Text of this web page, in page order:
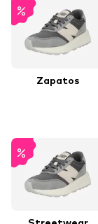
Zapatos